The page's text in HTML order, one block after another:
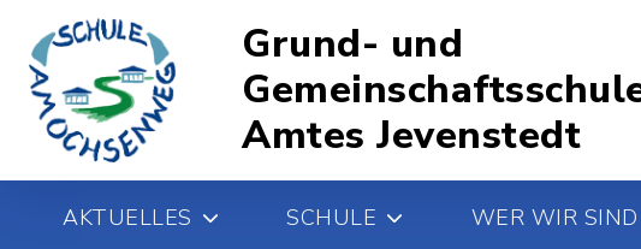
Grund- und
Amtes Jevenstedt
AKTUELLES SCHULE WER WIR SIND